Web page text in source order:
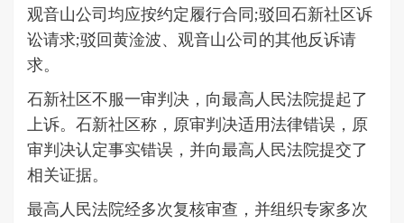
观音山公司均应按约定履行合同;驳回石新社区诉
讼请求;驳回黄淦波、观音山公司的其他反诉请
求。
石新社区不服一审判决，向最高人民法院提起了
上诉。石新社区称，原审判决适用法律错误，原
审判决认定事实错误，并向最高人民法院提交了
相关证据。
最高人民法院经多次复核审查，并组织专家多次